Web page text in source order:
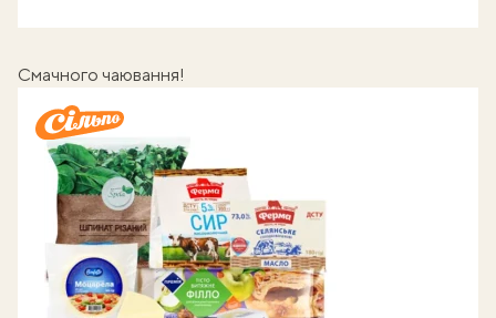
Смачного чаювання!